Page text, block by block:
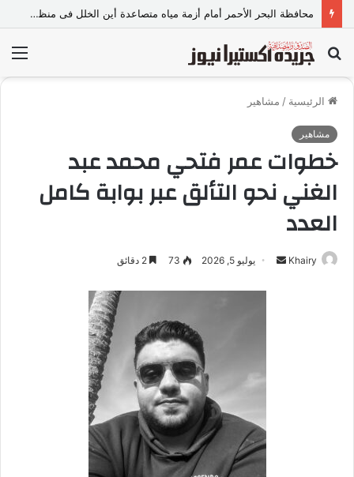
حسن محمد يهنئ اللواء أحمد سمير لتوليه نائب رئيس مباحث السجون
بحث
عن
الرئيسية / مشاهير
مشاهير
خطوات عمر فتحي محمد عبد
الغني نحو التألق عبر بوابة كامل
العدد
Khairy يوليو 5, 2026 73